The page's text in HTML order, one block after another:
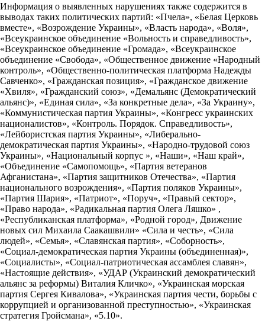
Информация о выявленных нарушениях также содержится в
выводах таких политических партий: «Пчела», «Белая Церковь
вместе», «Возрождение Украины», «Власть народа», «Воля»,
«Всеукраинское объединение «Вольность и справедливость»,
«Всеукраинское объединение «Громада», «Всеукраинское
объединение «Свобода», «Общественное движение «Народный
контроль», «Общественно-политическая платформа Надежды
Савченко», «Гражданская позиция», «Гражданское движение
«Хвиля», «Гражданский союз», «Демальянс (Демократический
альянс)», «Единая сила», «За конкретные дела», «За Украину»,
«Коммунистическая партия Украины», «Конгресс украинских
националистов», «Контроль. Порядок. Справедливость»,
«Лейбористская партия Украины», «Либерально-
демократическая партия Украины», «Народно-трудовой союз
Украины», «Национальный корпус », «Наши», «Наш край»,
«Объединение «Самопомощь», «Партия ветеранов
Афганистана», «Партия защитников Отечества», «Партия
национального возрождения», «Партия поляков Украины»,
«Партия Шария», «Патриот», «Поруч», «Правый сектор»,
«Право народа», «Радикальная партия Олега Ляшко» ,
«Республиканская платформа», «Родной город», Движение
новых сил Михаила Саакашвили» «Сила и честь», «Сила
людей», «Семья», «Славянская партия», «Соборность»,
«Социал-демократическая партия Украины (объединенная)»,
«Социалисты», «Социал-патриотическая ассамблея славян»,
«Настоящие действия», «УДАР (Украинский демократический
альянс за реформы) Виталия Кличко», «Украинская морская
партия Сергея Кивалова», «Украинская партия чести, борьбы с
коррупцией и организованной преступностью», «Украинская
стратегия Гройсмана», «5.10».